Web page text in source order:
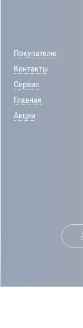
Покупателю
Контакты
Сервис
Главная
Акции